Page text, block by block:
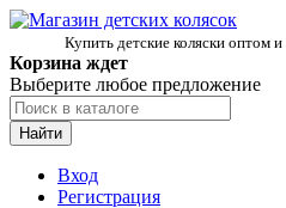
Купить детские коляски оптом
Корзина ждет
Выберите любое предложение
Найти
Вход
Регистрация